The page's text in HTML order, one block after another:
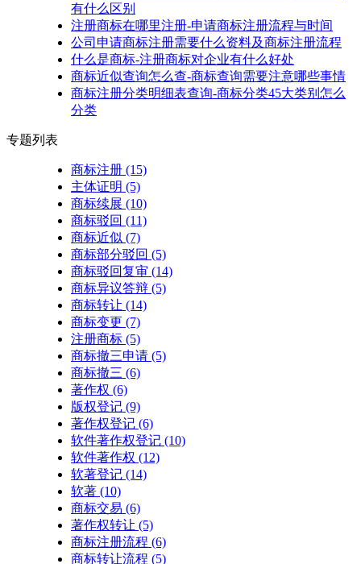
有什么区别
注册商标在哪里注册-申请商标注册流程与时间
公司申请商标注册需要什么资料及商标注册流程
什么是商标-注册商标对企业有什么好处
商标近似查询怎么查-商标查询需要注意哪些事情
商标注册分类明细表查询-商标分类45大类别怎么
分类
专题列表
商标注册 (15)
主体证明 (5)
商标续展 (10)
商标驳回 (11)
商标近似 (7)
商标部分驳回 (5)
商标驳回复审 (14)
商标异议答辩 (5)
商标转让 (14)
商标变更 (7)
注册商标 (5)
商标撤三申请 (5)
商标撤三 (6)
著作权 (6)
版权登记 (9)
著作权登记 (6)
软件著作权登记 (10)
软件著作权 (12)
软著登记 (14)
软著 (10)
商标交易 (6)
著作权转让 (5)
商标注册流程 (6)
商标转让流程 (5)